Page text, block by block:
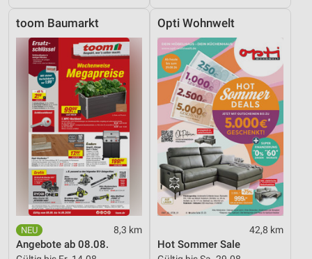
toom Baumarkt
8,3 km
Angebote ab 08.08.
Opti Wohnwelt
42,8 km
Hot Sommer Sale